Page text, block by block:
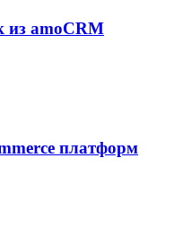
из amoCRM
платформ